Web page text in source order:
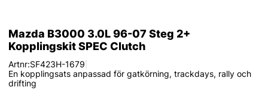
Mazda B3000 3.0L 96-07 Steg 2+
Kopplingskit SPEC Clutch
Artnr:SF423H-1679
En kopplingsats anpassad för gatkörning, trackdays, rally och
drifting